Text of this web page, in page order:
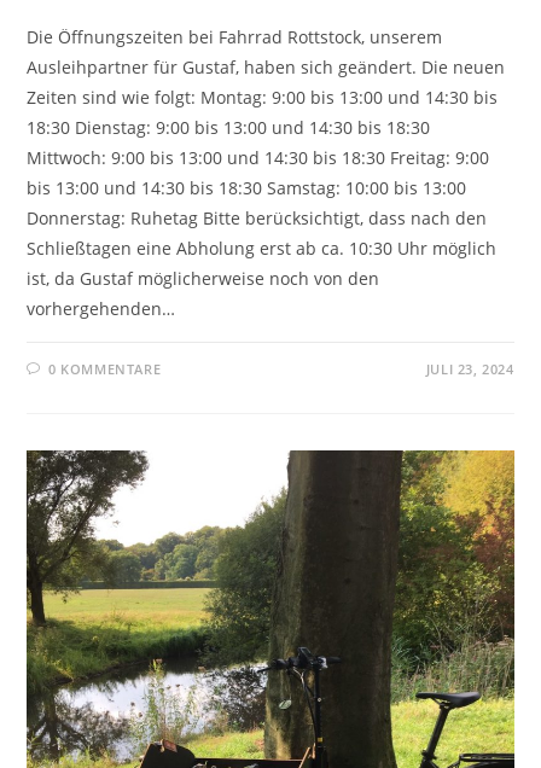
Die Öffnungszeiten bei Fahrrad Rottstock, unserem
Ausleihpartner für Gustaf, haben sich geändert. Die neuen
Zeiten sind wie folgt: Montag: 9:00 bis 13:00 und 14:30 bis
18:30 Dienstag: 9:00 bis 13:00 und 14:30 bis 18:30
Mittwoch: 9:00 bis 13:00 und 14:30 bis 18:30 Freitag: 9:00
bis 13:00 und 14:30 bis 18:30 Samstag: 10:00 bis 13:00
Donnerstag: Ruhetag Bitte berücksichtigt, dass nach den
Schließtagen eine Abholung erst ab ca. 10:30 Uhr möglich
ist, da Gustaf möglicherweise noch von den
vorhergehenden…
0 KOMMENTARE JULI 23, 2024